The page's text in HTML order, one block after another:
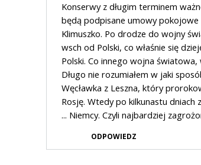
Konserwy z długim terminem
będą podpisane umowy pokojowe
Klimuszko. Po drodze do wojny
wsch od Polski, co właśnie się
Polski. Co innego wojna
Długo nie rozumiałem w jaki
Węcławka z Leszna, który
Rosję. Wtedy po kilkunastu dniach
... Niemcy. Czyli najbardziej
ODPOWIEDZ